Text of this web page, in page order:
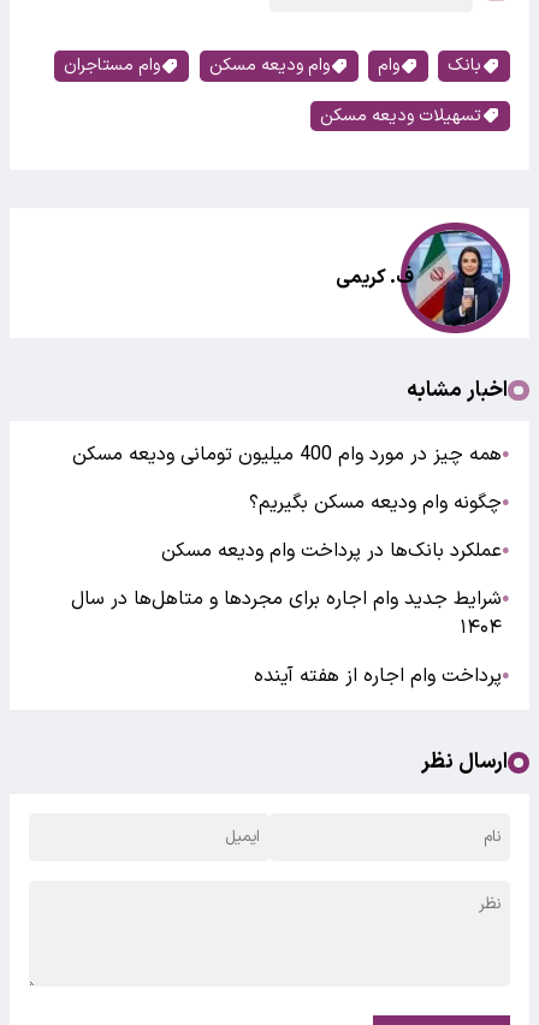
بانک وام وام ودیعه مسکن
وام مستاجران
تسهیلات ودیعه مسکن
ف. کریمی
اخبار مشابه
●همه چیز در مورد وام 400 میلیون تومانی ودیعه مسکن
●چگونه وام ودیعه مسکن بگیریم؟
●عملکرد بانک‌ها در پرداخت وام ودیعه مسکن
●شرایط جدید وام اجاره برای مجردها و متاهل‌ها در سال
۱۴۰۴
●پرداخت وام اجاره از هفته آینده
ارسال نظر